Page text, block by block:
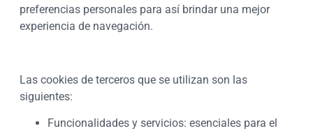
preferencias personales para así brindar una mejor
experiencia de navegación.
Las cookies de terceros que se utilizan son las
siguientes:
Funcionalidades y servicios: esenciales para el